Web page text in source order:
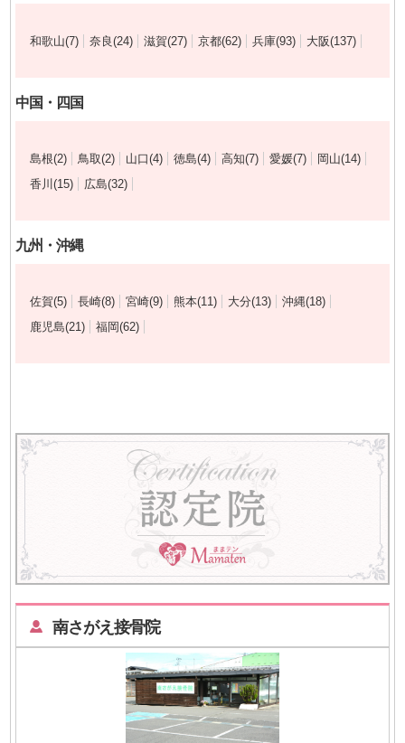
和歌山(7) 奈良(24) 滋賀(27) 京都(62) 兵庫(93) 大阪(137)
中国・四国
島根(2) 鳥取(2) 山口(4) 徳島(4) 高知(7) 愛媛(7)
岡山(14)
香川(15)
広島(32)
九州・沖縄
佐賀(5) 長崎(8) 宮崎(9) 熊本(11) 大分(13)
沖縄(18)
鹿児島(21)
福岡(62)
南さがえ接骨院